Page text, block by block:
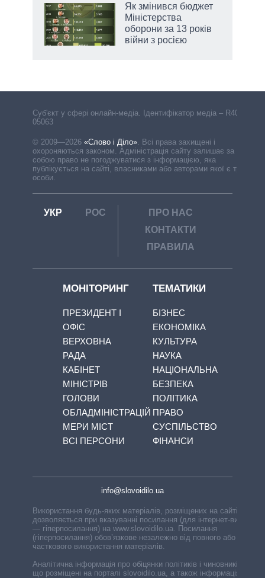
Як змінився бюджет
Міністерства
оборони за 13 років
війни з росією
Cуб'єкт у сфері онлайн-медіа. Ідентифікатор медіа – R40-
05063
© 2009—2026 «Слово і Діло»
Всі права захищені і
охороняються законом. Адміністрація сайту залишає за
собою право не погоджуватися з інформацією, яка
публікується на сайті, власниками або авторами якої є треті
особи.
УКР РОС
ПРО НАС
КОНТАКТИ
ПРАВИЛА
МОНІТОРИНГ
ПРЕЗИДЕНТ І
ОФІС
ВЕРХОВНА
РАДА
КАБІНЕТ
МІНІСТРІВ
ГОЛОВИ
ОБЛАДМІНІСТРАЦІЙ
МЕРИ МІСТ
ВСІ ПЕРСОНИ
ТЕМАТИКИ
БІЗНЕС
ЕКОНОМІКА
КУЛЬТУРА
НАУКА
НАЦІОНАЛЬНА
БЕЗПЕКА
ПОЛІТИКА
ПРАВО
СУСПІЛЬСТВО
ФІНАНСИ
info@slovoidilo.ua
Використання будь-яких матеріалів, розміщених на сайті,
дозволяється при вказуванні посилання (для інтернет-видань
— гіперпосилання) на www.slovoidilo.ua. Посилання
(гіперпосилання) обов’язкове незалежно від повного або
часткового використання матеріалів.
Аналітична інформація про обіцянки політиків і чиновників,
що розміщені на порталі slovoidilo.ua, а також інформація про